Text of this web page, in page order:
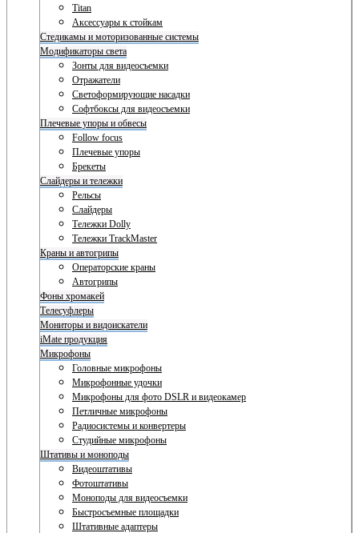
Titan
Аксессуары к стойкам
Стедикамы и моторизованные системы
Модификаторы света
Зонты для видеосъемки
Отражатели
Светоформирующие насадки
Софтбоксы для видеосъемки
Плечевые упоры и обвесы
Follow focus
Плечевые упоры
Брекеты
Слайдеры и тележки
Рельсы
Слайдеры
Тележки Dolly
Тележки TrackMaster
Краны и автогрипы
Операторские краны
Автогрипы
Фоны хромакей
Телесуфлеры
Мониторы и видоискатели
iMate продукция
Микрофоны
Головные микрофоны
Микрофонные удочки
Микрофоны для фото DSLR и видеокамер
Петличные микрофоны
Радиосистемы и конвертеры
Студийные микрофоны
Штативы и моноподы
Видеоштативы
Фотоштативы
Моноподы для видеосъемки
Быстросъемные площадки
Штативные адаптеры